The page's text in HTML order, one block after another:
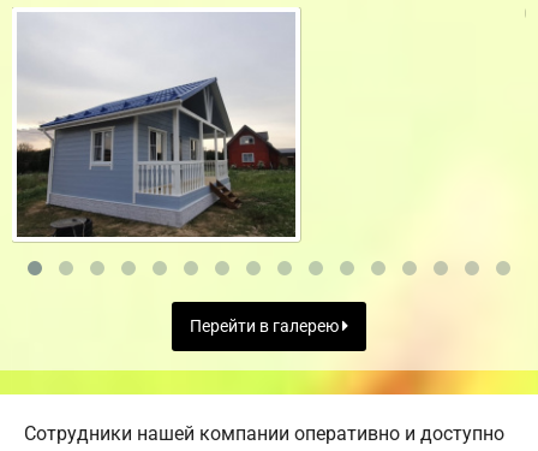
Перейти в галерею
Сотрудники нашей компании оперативно и доступно